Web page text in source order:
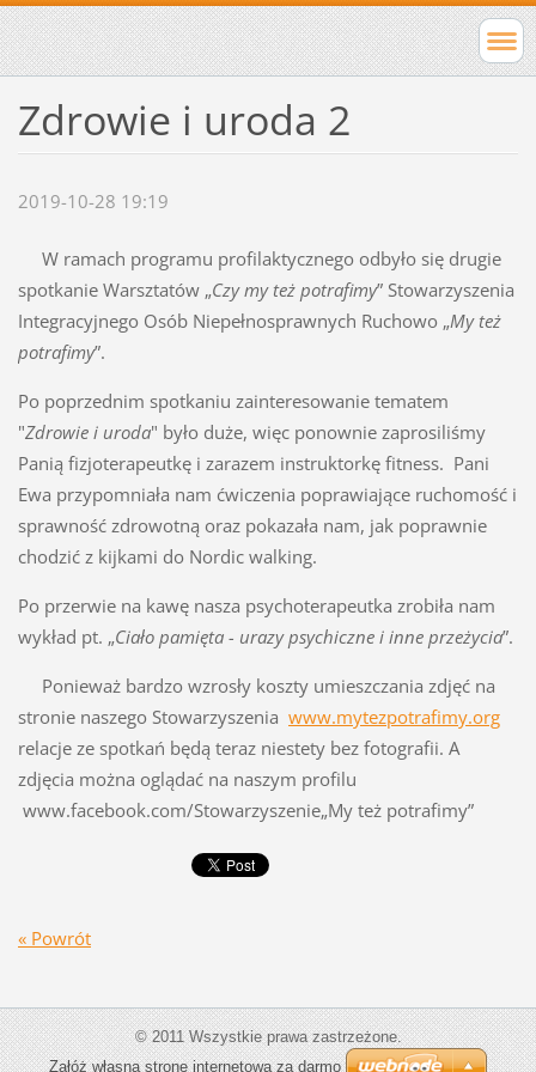
Zdrowie i uroda 2
2019-10-28 19:19
W ramach programu profilaktycznego odbyło się drugie
spotkanie Warsztatów „Czy my też potrafimy” Stowarzyszenia
Integracyjnego Osób Niepełnosprawnych Ruchowo „My też
potrafimy”.
Po poprzednim spotkaniu zainteresowanie tematem
"Zdrowie i uroda" było duże, więc ponownie zaprosiliśmy
Panią fizjoterapeutkę i zarazem instruktorkę fitness. Pani
Ewa przypomniała nam ćwiczenia poprawiające ruchomość i
sprawność zdrowotną oraz pokazała nam, jak poprawnie
chodzić z kijkami do Nordic walking.
Po przerwie na kawę nasza psychoterapeutka zrobiła nam
wykład pt. „Ciało pamięta - urazy psychiczne i inne przeżycia”.
Ponieważ bardzo wzrosły koszty umieszczania zdjęć na
stronie naszego Stowarzyszenia www.mytezpotrafimy.org
relacje ze spotkań będą teraz niestety bez fotografii. A
zdjęcia można oglądać na naszym profilu
www.facebook.com/Stowarzyszenie„My też potrafimy”
« Powrót
© 2011 Wszystkie prawa zastrzeżone.
Załóż własną stronę internetową za darmo